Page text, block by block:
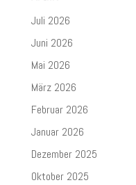
Juli 2026
Juni 2026
Mai 2026
März 2026
Februar 2026
Januar 2026
Dezember 2025
Oktober 2025